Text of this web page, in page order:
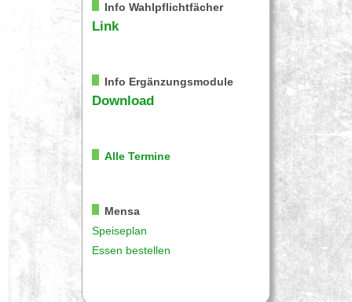
Info Wahlpflichtfächer
Link
Info Ergänzungsmodule
Download
Alle Termine
Mensa
Speiseplan
Essen bestellen